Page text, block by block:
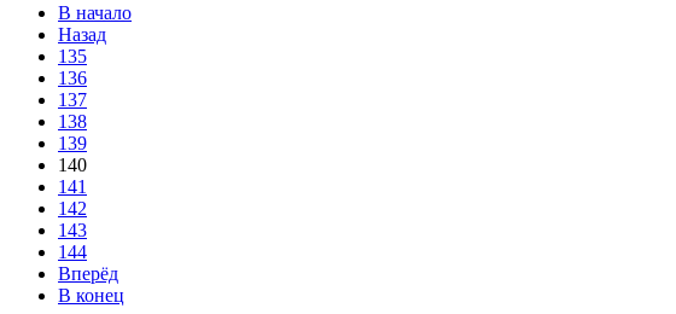
В начало
Назад
135
136
137
138
139
140
141
142
143
144
Вперёд
В конец